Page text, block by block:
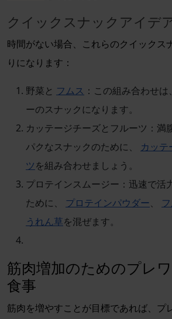
クイックスナックアイデ
時間がない場合、これらのクイックス
りになります：
野菜と フムス ：この組み合わせ
ーのスナックになります。
カッテージチーズとフルーツ：満
パクなスナックのために、 カッテ
ツを組み合わせましょう。
プロテインスムージー：迅速で活
ために、 プロテインパウダー、
うれん草を混ぜます。
筋肉増加のためのプレ
食事
筋肉を増やすことが目標であれば、プ